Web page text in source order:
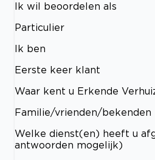
Ik wil beoordelen als
Particulier
Ik ben
Eerste keer klant
Waar kent u Erkende
Familie/vrienden/bekenden
Welke dienst(en) heeft u
antwoorden mogelijk)